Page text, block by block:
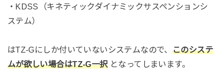
・KDSS（キネティックダイナミックサスペンションシ
ステム）
はTZ-Gにしか付いていないシステムなので、 このシステ
ムが欲しい場合はTZ-G一択となってしまいます。